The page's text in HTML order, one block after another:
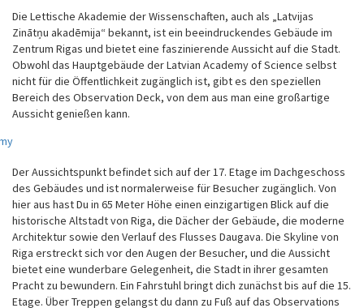
Die Lettische Akademie der Wissenschaften, auch als „Latvijas
Zinātņu akadēmija“ bekannt, ist ein beeindruckendes Gebäude im
Zentrum Rigas und bietet eine faszinierende Aussicht auf die Stadt.
Obwohl das Hauptgebäude der Latvian Academy of Science selbst
nicht für die Öffentlichkeit zugänglich ist, gibt es den speziellen
Bereich des Observation Deck, von dem aus man eine großartige
Aussicht genießen kann.
Der Aussichtspunkt befindet sich auf der 17. Etage im Dachgeschoss
des Gebäudes und ist normalerweise für Besucher zugänglich. Von
hier aus hast Du in 65 Meter Höhe einen einzigartigen Blick auf die
historische Altstadt von Riga, die Dächer der Gebäude, die moderne
Architektur sowie den Verlauf des Flusses Daugava. Die Skyline von
Riga erstreckt sich vor den Augen der Besucher, und die Aussicht
bietet eine wunderbare Gelegenheit, die Stadt in ihrer gesamten
Pracht zu bewundern. Ein Fahrstuhl bringt dich zunächst bis auf die 15.
Etage. Über Treppen gelangst du dann zu Fuß auf das Observations